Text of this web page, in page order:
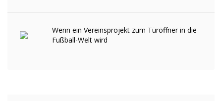
Wenn ein Vereinsprojekt zum Türöffner in die
Fußball-Welt wird